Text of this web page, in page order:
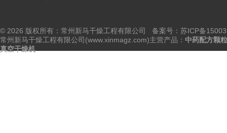
© 2026 版权所有：常州新马干燥工程有限公司 备案号： 苏ICP备
常州新马干燥工程有限公司(www.xinmagz.com)主营产品： 中药配方颗
真空干燥机